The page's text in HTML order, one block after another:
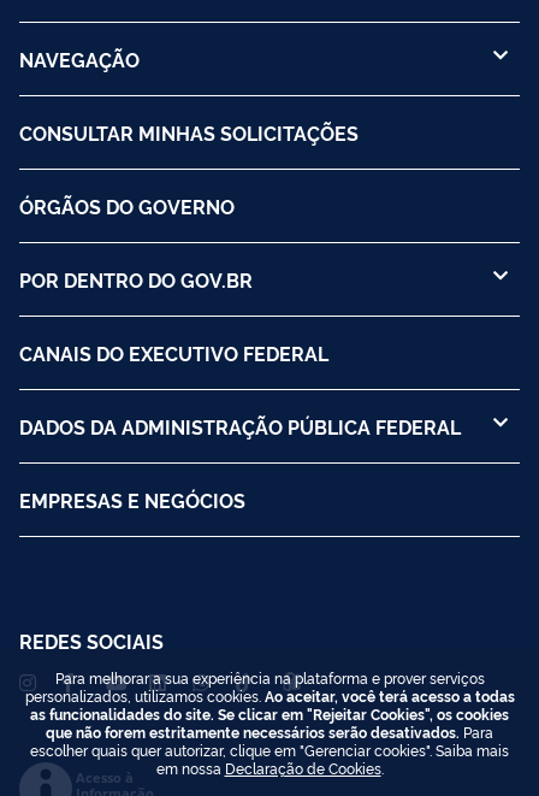
NAVEGAÇÃO
CONSULTAR MINHAS SOLICITAÇÕES
ÓRGÃOS DO GOVERNO
POR DENTRO DO GOV.BR
CANAIS DO EXECUTIVO FEDERAL
DADOS DA ADMINISTRAÇÃO PÚBLICA FEDERAL
EMPRESAS E NEGÓCIOS
REDES SOCIAIS
Acesso à
Para melhorar a sua experiência na plataforma e prover serviços
personalizados, utilizamos cookies. Ao aceitar, você terá acesso a todas
as funcionalidades do site. Se clicar em "Rejeitar Cookies", os cookies
que não forem estritamente necessários serão desativados. Para
escolher quais quer autorizar, clique em "Gerenciar cookies". Saiba mais
em nossa Declaração de Cookies.